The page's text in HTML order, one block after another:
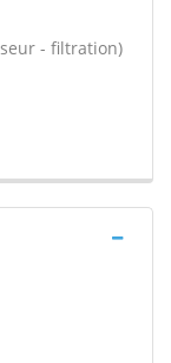
- filtration)